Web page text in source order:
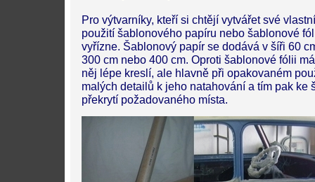
Pro výtvarníky, kteří si chtějí vytvářet své
použití šablonového papíru nebo šablonové
vyřízne. Šablonový papír se dodává v šíři 60
300 cm nebo 400 cm. Oproti šablonové fólii
něj lépe kreslí, ale hlavně při opakovaném
malých detailů k jeho natahování a tím pak ke
překrytí požadovaného místa.